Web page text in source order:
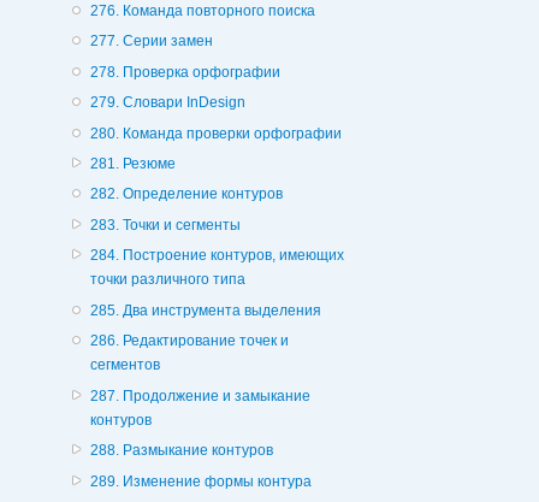
276. Команда повторного поиска
277. Серии замен
278. Проверка орфографии
279. Словари InDesign
280. Команда проверки орфографии
281. Резюме
282. Определение контуров
283. Точки и сегменты
284. Построение контуров, имеющих
точки различного типа
285. Два инструмента выделения
286. Редактирование точек и
сегментов
287. Продолжение и замыкание
контуров
288. Размыкание контуров
289. Изменение формы контура